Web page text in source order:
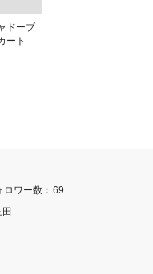
ドーブ
ート
ワー数：69